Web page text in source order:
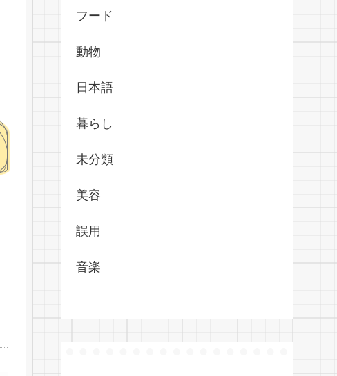
フード
動物
日本語
暮らし
未分類
美容
誤用
音楽